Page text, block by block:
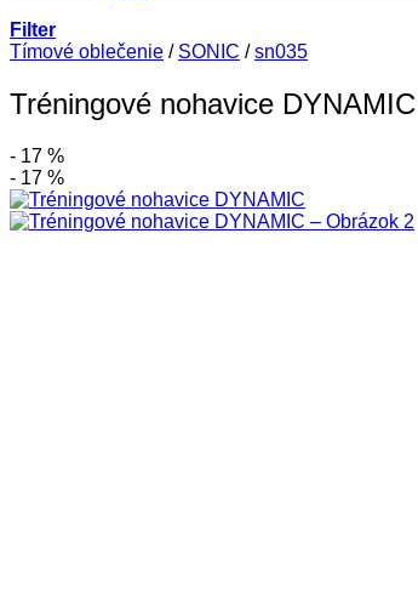
Filter
Tímové oblečenie / SONIC / sn035
Tréningové nohavice DYNAMIC
- 17 %
- 17 %